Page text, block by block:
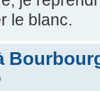
le blanc.